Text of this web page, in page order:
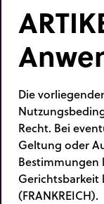
Die
Recht. Bei
Geltung oder
Bestimmungen
Gerichtsbarkeit
(FRANKREICH).